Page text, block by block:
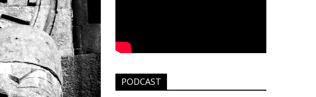
PODCAST